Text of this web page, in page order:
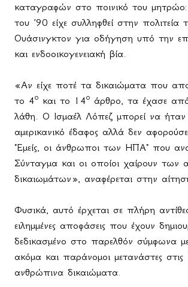
καταγραφών στο ποινικό του μητρώο:
του ’90 είχε συλληφθεί στην πολιτεία
Ουάσινγκτον για οδήγηση υπό την
και ενδοοικογενειακή βία.
«Αν είχε ποτέ τα δικαιώματα που
το 4ο και το 14ο άρθρο, τα έχασε
λάθη. Ο Ισμαέλ Λόπεζ μπορεί να
αμερικανικό έδαφος αλλά δεν
"Εμείς, οι άνθρωποι των ΗΠΑ" που
Σύνταγμα και οι οποίοι χαίρουν των
δικαιωμάτων», αναφέρεται στην
Φυσικά, αυτό έρχεται σε πλήρη
ειλημμένες αποφάσεις που έχουν
δεδικασμένο στο παρελθόν σύμφωνα με
ακόμα και παράνομοι μετανάστες
ανθρώπινα δικαιώματα.